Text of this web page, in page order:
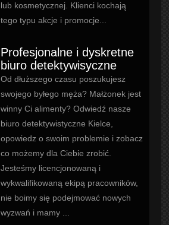
lub kosmetycznej. Klienci kochają
tego typu akcje i promocje...
Profesjonalne i dyskretne
biuro detektywisyczne
Od dłuższego czasu poszukujesz
swojego byłego męża? Małżonek jest
winny Ci alimenty? Odwiedź nasze
biuro detektywistyczne Kielce,
opowiedz o swoim problemie i zobacz
co możemy dla Ciebie zrobić.
Jesteśmy licencjonowaną i
wykwalifikowaną ekipą pracowników,
nie boimy się podejmować nowych
wyzwań i mamy ...